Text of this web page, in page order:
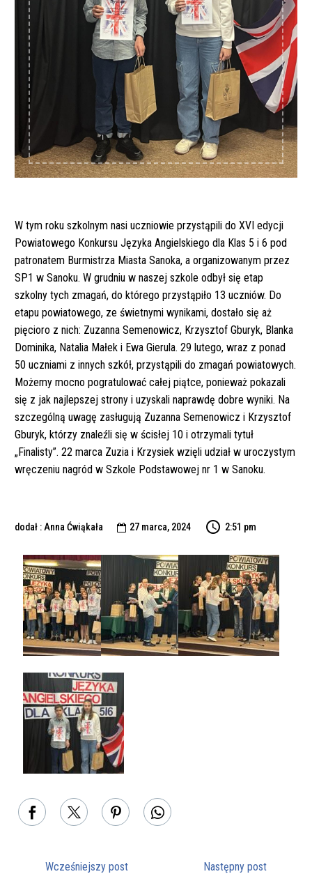
W tym roku szkolnym nasi uczniowie przystąpili do XVI edycji
Powiatowego Konkursu Języka Angielskiego dla Klas 5 i 6 pod
patronatem Burmistrza Miasta Sanoka, a organizowanym przez
SP1 w Sanoku. W grudniu w naszej szkole odbył się etap
szkolny tych zmagań, do którego przystąpiło 13 uczniów. Do
etapu powiatowego, ze świetnymi wynikami, dostało się aż
pięcioro z nich: Zuzanna Semenowicz, Krzysztof Gburyk, Blanka
Dominika, Natalia Małek i Ewa Gierula. 29 lutego, wraz z ponad
50 uczniami z innych szkół, przystąpili do zmagań powiatowych.
Możemy mocno pogratulować całej piątce, ponieważ pokazali
się z jak najlepszej strony i uzyskali naprawdę dobre wyniki. Na
szczególną uwagę zasługują Zuzanna Semenowicz i Krzysztof
Gburyk, którzy znaleźli się w ścisłej 10 i otrzymali tytuł
„Finalisty”. 22 marca Zuzia i Krzysiek wzięli udział w uroczystym
wręczeniu nagród w Szkole Podstawowej nr 1 w Sanoku.
dodał : Anna Ćwiąkała  27 marca, 2024 2:51 pm
Wcześniejszy post Następny post